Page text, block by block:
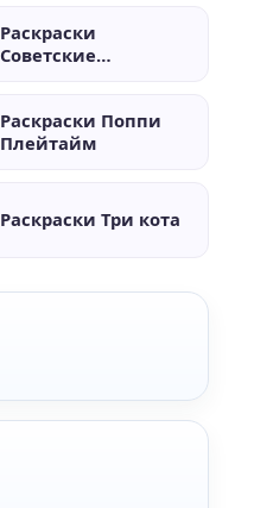
Раскраски
Советские
Раскраски Поппи
Плейтайм
Раскраски Три кота